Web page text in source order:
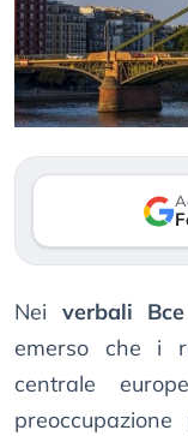
Nei verbali Bce
emerso che i
centrale